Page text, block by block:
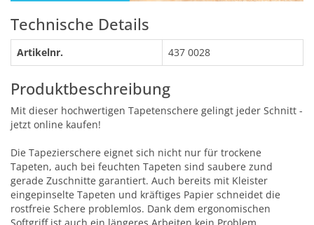
Technische Details
Artikelnr. 437 0028
Produktbeschreibung
Mit dieser hochwertigen Tapetenschere gelingt jeder Schnitt -
jetzt online kaufen!
Die Tapezierschere eignet sich nicht nur für trockene
Tapeten, auch bei feuchten Tapeten sind saubere zund
gerade Zuschnitte garantiert. Auch bereits mit Kleister
eingepinselte Tapeten und kräftiges Papier schneidet die
rostfreie Schere problemlos. Dank dem ergonomischen